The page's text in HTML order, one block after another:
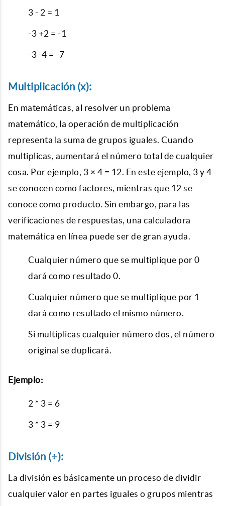
3 - 2 = 1
-3 +2 = -1
-3 -4 = -7
Multiplicación (x):
En matemáticas, al resolver un problema
matemático, la operación de multiplicación
representa la suma de grupos iguales. Cuando
multiplicas, aumentará el número total de cualquier
cosa. Por ejemplo, 3 × 4 = 12. En este ejemplo, 3 y 4
se conocen como factores, mientras que 12 se
conoce como producto. Sin embargo, para las
verificaciones de respuestas, una calculadora
matemática en línea puede ser de gran ayuda.
Cualquier número que se multiplique por 0
dará como resultado 0.
Cualquier número que se multiplique por 1
dará como resultado el mismo número.
Si multiplicas cualquier número dos, el número
original se duplicará.
Ejemplo:
2 * 3 = 6
3 * 3 = 9
División (÷):
La división es básicamente un proceso de dividir
cualquier valor en partes iguales o grupos mientras